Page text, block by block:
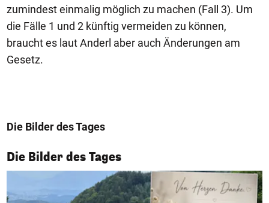
zumindest einmalig möglich zu machen (Fall 3). Um
die Fälle 1 und 2 künftig vermeiden zu können,
braucht es laut Anderl aber auch Änderungen am
Gesetz.
Die Bilder des Tages
Die Bilder des Tages
1/50